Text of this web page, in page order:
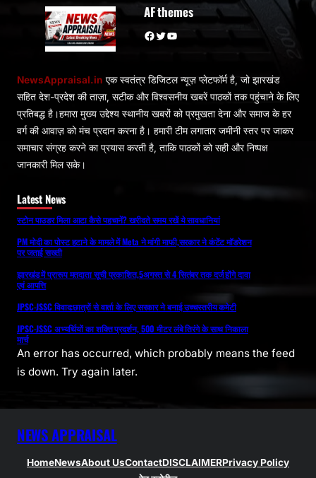
AF themes
Facebook Twitter YouTube
NewsAppraisal.in एक स्वतंत्र डिजिटल न्यूज़ प्लेटफॉर्म है, जो झारखंड
सहित देश-प्रदेश की ताज़ा, सटीक और विश्वसनीय खबरें पाठकों तक पहुंचाने के लिए
प्रतिबद्ध है।हमारा मुख्य उद्देश्य स्थानीय खबरों को प्रमुखता देना और समाज के हर
वर्ग की आवाज़ को मंच प्रदान करना है। हमारी टीम लगातार जमीनी स्तर पर जाकर
समाचार संग्रह करने का प्रयास करती है, ताकि पाठकों को सही और निष्पक्ष
जानकारी मिल सके।
Latest News
स्टोन पाउडर मिला आटा कैसे पहचानें? खरीदते समय रखें ये सावधानियां
PM मोदी का पोस्ट हटाने के मामले में Meta ने मांगी माफी,सरकार ने कंटेंट मॉडरेशन
पर जताई सख्ती
झारखंड में प्रारूप मतदाता सूची प्रकाशित,5अगस्त से 4 सितंबर तक दर्ज होंगे दावा
एवं आपत्ति
JPSC-JSSC विवाद:छात्रों से वार्ता के लिए सरकार ने बनाई उच्चस्तरीय कमेटी
JPSC-JSSC अभ्यर्थियों का शक्ति प्रदर्शन, 500 मीटर लंबे तिरंगे के साथ निकाला
मार्च
An error has occurred, which probably means the feed
is down. Try again later.
NEWS APPRAISAL
HomeNewsAbout UsContactDISCLAIMERPrivacy Policy